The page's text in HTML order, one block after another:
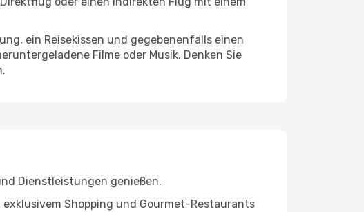
ein Reisekissen und gegebenenfalls einen
Filme oder Musik. Denken Sie
Dienstleistungen genießen.
Shopping und Gourmet-Restaurants